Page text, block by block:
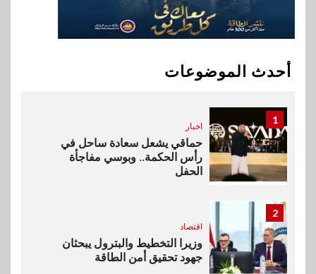
أحدث الموضوعات
سوق وصلة
جهازًا مثاليًا للشباب
1
اخبار
حماقي يشعل سعادة ساحل في
رأس الحكمة.. وبوسي مفاجأة
الحفل
2
اقتصاد
وزيرا التخطيط والبترول يبحثان
جهود تحقيق أمن الطاقة